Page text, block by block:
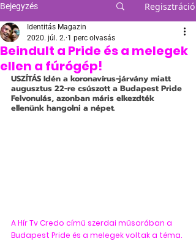
Bejegyzés Regisztráció
Beindult a Pride és a melegek
ellen a fúrógép!
Identitás Magazin
2020. júl. 2. 1 perc olvasás
USZÍTÁS Idén a koronavírus-járvány miatt
augusztus 22-re csúszott a Budapest Pride
Felvonulás, azonban máris elkezdték
ellenünk hangolni a népet.
A Hír Tv Credo című szerdai műsorában a
Budapest Pride és a melegek voltak a téma.